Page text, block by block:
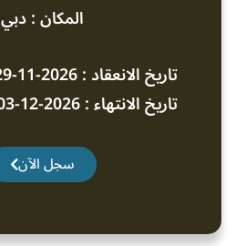
المكان : دبي
تاريخ الانعقاد : 2026-11-29
تاريخ الانتهاء : 2026-12-03
سجل الآن